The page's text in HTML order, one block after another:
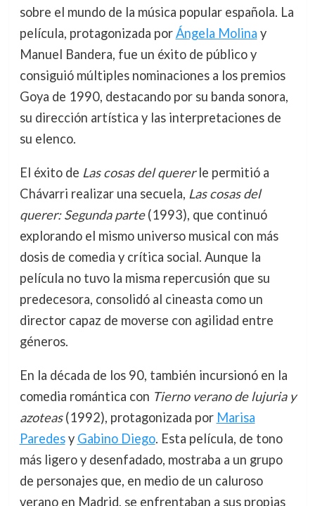
sobre el mundo de la música popular española. La
película, protagonizada porÁngela Molina y
Manuel Bandera, fue un éxito de público y
consiguió múltiples nominaciones a los premios
Goya de 1990, destacando por su banda sonora,
su dirección artística y las interpretaciones de
su elenco.
El éxito de Las cosas del quererle permitió a
Chávarri realizar una secuela, Las cosas del
querer: Segunda parte(1993), que continuó
explorando el mismo universo musical con más
dosis de comedia y crítica social. Aunque la
película no tuvo la misma repercusión que su
predecesora, consolidó al cineasta como un
director capaz de moverse con agilidad entre
géneros.
En la década de los 90, también incursionó en la
comedia romántica con Tierno verano de lujuria y
azoteas(1992), protagonizada por Marisa
Paredesy Gabino Diego. Esta película, de tono
más ligero y desenfadado, mostraba a un grupo
de personajes que, en medio de un caluroso
verano en Madrid, se enfrentaban a sus propias